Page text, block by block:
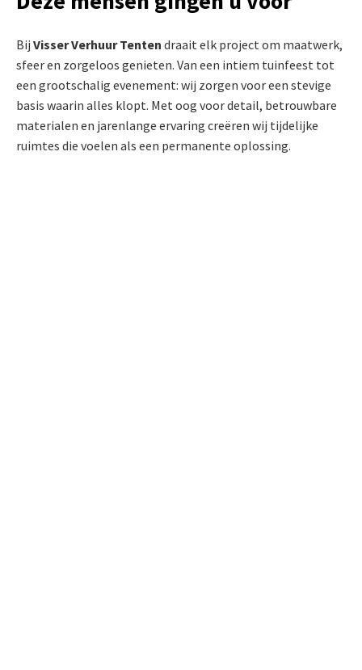
Bij Visser Verhuur Tenten draait elk project om maatwerk,
sfeer en zorgeloos genieten. Van een intiem tuinfeest tot
een grootschalig evenement: wij zorgen voor een stevige
basis waarin alles klopt. Met oog voor detail, betrouwbare
materialen en jarenlange ervaring creëren wij tijdelijke
ruimtes die voelen als een permanente oplossing.